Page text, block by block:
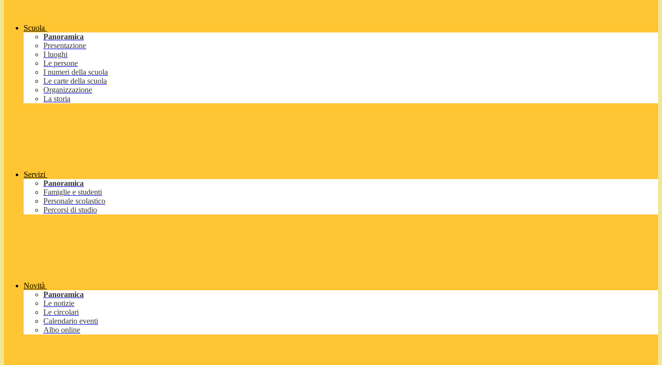
Scuola
Panoramica
Presentazione
I luoghi
Le persone
I numeri della scuola
Le carte della scuola
Organizzazione
La storia
Servizi
Panoramica
Famiglie e studenti
Personale scolastico
Percorsi di studio
Novità
Panoramica
Le notizie
Le circolari
Calendario eventi
Albo online